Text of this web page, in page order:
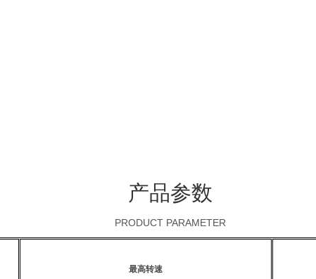
产品参数
PRODUCT PARAMETER
最高转速